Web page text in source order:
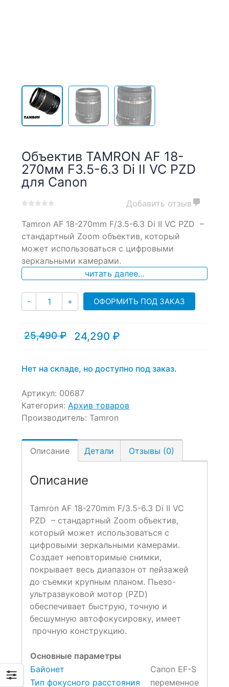
Объектив TAMRON AF 18-
270мм F3.5-6.3 Di II VC PZD
для Canon
out
on
customer
ratings
Добавить отзыв
Tamron AF 18-270mm F/3.5-6.3 Di II VC PZD –
стандартный Zoom объектив, который
может использоваться с цифровыми
зеркальными камерами.
читать далее...
- Количество
+ ОФОРМИТЬ ПОД ЗАКАЗ
25,490₽
Первоначальная
25,490 ₽.
24,290 ₽
Текущая
Нет на складе, но доступно под заказ.
Артикул: 00687
Категория: Архив товаров
Производитель: Tamron
Описание Детали Отзывы (0)
Описание
Tamron AF 18-270mm F/3.5-6.3 Di II VC
PZD – стандартный Zoom объектив,
который может использоваться с
цифровыми зеркальными камерами.
Создает неповторимые снимки,
покрывает весь диапазон от пейзажей
до съемки крупным планом. Пьезо-
ультразвуковой мотор (PZD)
обеспечивает быструю, точную и
бесшумную автофокусировку, имеет
прочную конструкцию.
Основные параметры
Байонет
Canon EF-S
Тип фокусного расстояния
переменное